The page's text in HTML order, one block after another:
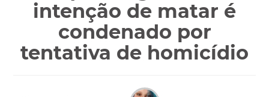
intenção de matar é
condenado por
tentativa de homicídio